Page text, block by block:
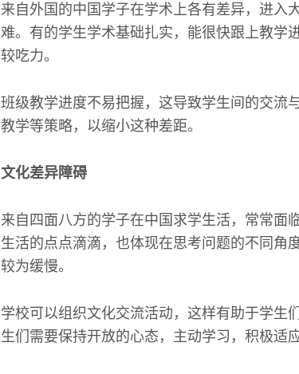
来自外国的中国学子在学术上各有差异，进入
难。有的学生学术基础扎实，能很快跟上教学
较吃力。
班级教学进度不易把握，这导致学生间的交流
教学等策略，以缩小这种差距。
文化差异障碍
来自四面八方的学子在中国求学生活，常常面
生活的点点滴滴，也体现在思考问题的不同角
较为缓慢。
学校可以组织文化交流活动，这样有助于学生
生们需要保持开放的心态，主动学习，积极适应